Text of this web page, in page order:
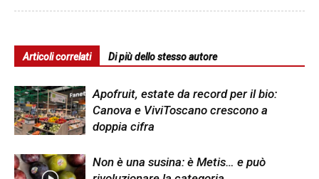
Articoli correlati Di più dello stesso autore
Apofruit, estate da record per il bio:
Canova e ViviToscano crescono a
doppia cifra
Non è una susina: è Metis… e può